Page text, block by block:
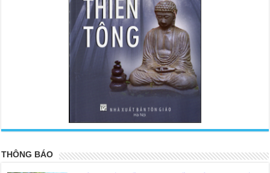
THÔNG BÁO